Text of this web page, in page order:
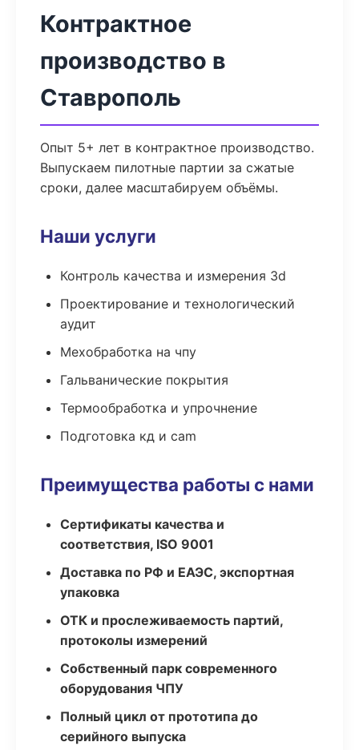
Контрактное
производство в
Ставрополь
Опыт 5+ лет в контрактное производство.
Выпускаем пилотные партии за сжатые
сроки, далее масштабируем объёмы.
Наши услуги
Контроль качества и измерения 3d
Проектирование и технологический
аудит
Мехобработка на чпу
Гальванические покрытия
Термообработка и упрочнение
Подготовка кд и cam
Преимущества работы с нами
Сертификаты качества и
соответствия, ISO 9001
Доставка по РФ и ЕАЭС, экспортная
упаковка
ОТК и прослеживаемость партий,
протоколы измерений
Собственный парк современного
оборудования ЧПУ
Полный цикл от прототипа до
серийного выпуска